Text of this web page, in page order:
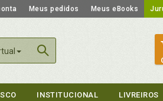
Meus pedidos Meus eBooks
INSTITUCIONAL LIVREIROS